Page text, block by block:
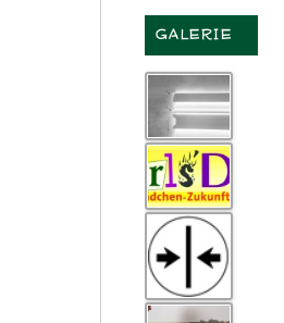
GALERIE